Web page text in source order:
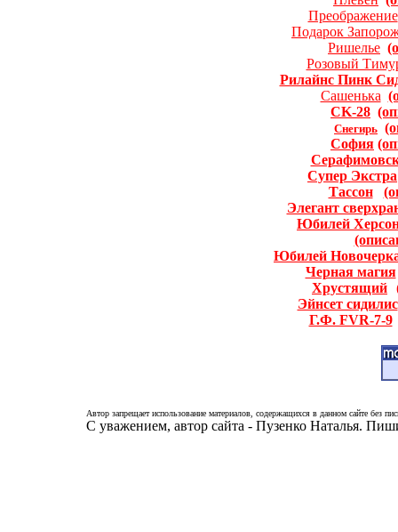
Преображение
Подарок
Ришелье
Розовый
Рилайнс Пинк
Сашенька
CK-28
Снегирь
София
Супер Экстра
Тассон
Элегант
Юбилей
Юбилей
Черная магия
Хрустящий
Эйнсет сидилис
Г.Ф. FVR-7-9
Автор запрещает использование материалов, содержащихся в данном сайте без
С уважением, автор сайта - Пузенко Наталья.